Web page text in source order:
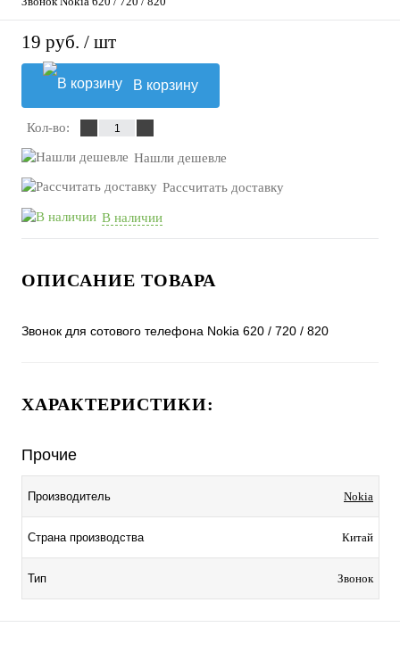
19 руб. / шт
В корзину
Кол-во:
Нашли дешевле
Рассчитать доставку
В наличии
ОПИСАНИЕ ТОВАРА
Звонок для сотового телефона Nokia 620 / 720 / 820
ХАРАКТЕРИСТИКИ:
Прочие
Производитель Nokia
Страна производства Китай
Тип Звонок